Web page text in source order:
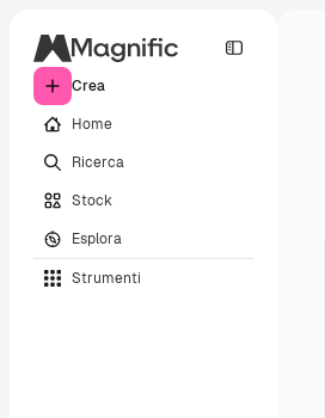
Crea
Home
Ricerca
Stock
Esplora
Strumenti